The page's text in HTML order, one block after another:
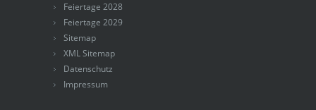
Feiertage 2028
Feiertage 2029
Sitemap
XML Sitemap
Datenschutz
Impressum